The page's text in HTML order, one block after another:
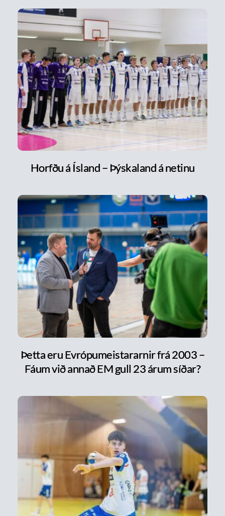
Horfðu á Ísland – Þýskaland á netinu
Þetta eru Evrópumeistararnir frá 2003 –
Fáum við annað EM gull 23 árum síðar?